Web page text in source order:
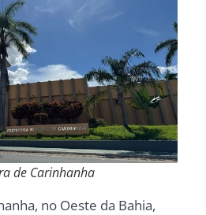
de Carinhanha
no Oeste da Bahia,